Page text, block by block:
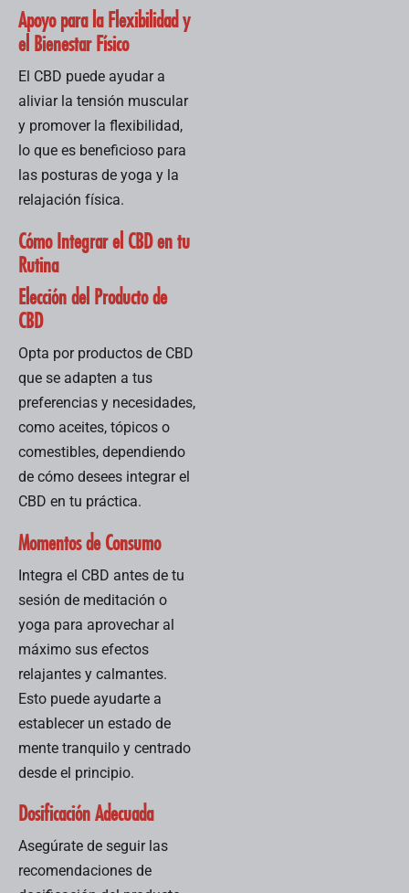
Apoyo para la Flexibilidad y
el Bienestar Físico
El CBD puede ayudar a
aliviar la tensión muscular
y promover la flexibilidad,
lo que es beneficioso para
las posturas de yoga y la
relajación física.
Cómo Integrar el CBD en tu
Rutina
Elección del Producto de
CBD
Opta por productos de CBD
que se adapten a tus
preferencias y necesidades,
como aceites, tópicos o
comestibles, dependiendo
de cómo desees integrar el
CBD en tu práctica.
Momentos de Consumo
Integra el CBD antes de tu
sesión de meditación o
yoga para aprovechar al
máximo sus efectos
relajantes y calmantes.
Esto puede ayudarte a
establecer un estado de
mente tranquilo y centrado
desde el principio.
Dosificación Adecuada
Asegúrate de seguir las
recomendaciones de